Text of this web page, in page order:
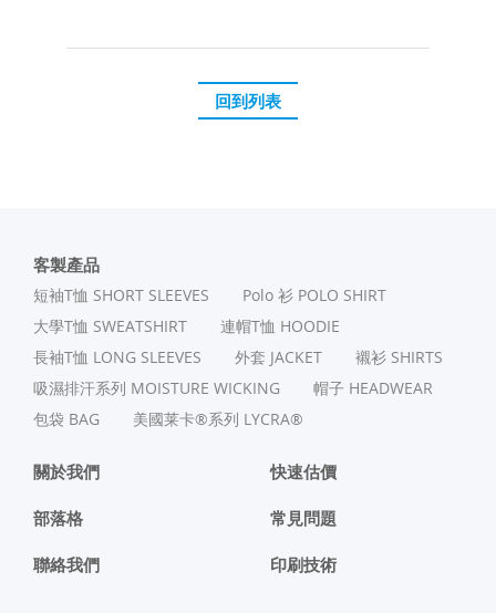
回到列表
客製產品
短袖T恤 SHORT SLEEVES
Polo 衫 POLO SHIRT
⼤學T恤 SWEATSHIRT
連帽T恤 HOODIE
長袖T恤 LONG SLEEVES
外套 JACKET
襯衫 SHIRTS
吸濕排汗系列 MOISTURE WICKING
帽子 HEADWEAR
包袋 BAG
美國莱卡®系列 LYCRA®
關於我們 快速估價
部落格 常見問題
聯絡我們 印刷技術